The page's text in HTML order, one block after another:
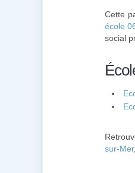
Cette
école
social
sur-Mer